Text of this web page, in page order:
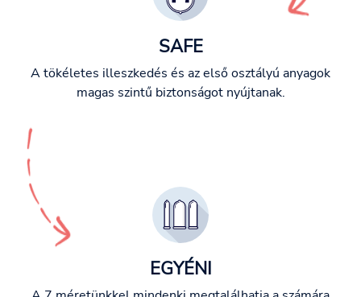
SAFE
A tökéletes illeszkedés és az első osztályú anyagok
magas szintű biztonságot nyújtanak.
EGYÉNI